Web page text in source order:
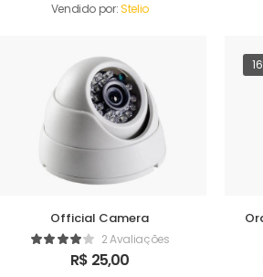
Vendido por:Stelio
Official Camera
2 Avaliações
R$ 25,00